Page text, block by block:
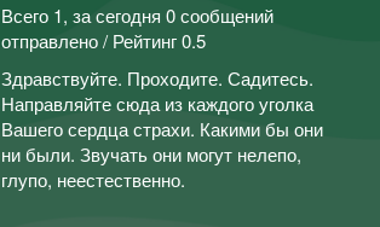
Всего 1, за сегодня 0 сообщений
отправлено / Рейтинг 0.5
Здравствуйте. Проходите. Садитесь.
Направляйте сюда из каждого уголка
Вашего сердца страхи. Какими бы они
ни были. Звучать они могут нелепо,
глупо, неестественно.